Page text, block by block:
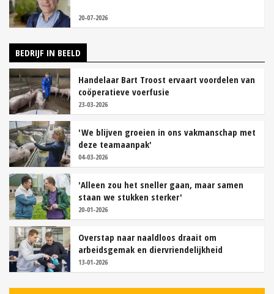
20-07-2026
BEDRIJF IN BEELD
Handelaar Bart Troost ervaart voordelen van
coöperatieve voerfusie
23-03-2026
'We blijven groeien in ons vakmanschap met
deze teamaanpak'
04-03-2026
'Alleen zou het sneller gaan, maar samen
staan we stukken sterker'
20-01-2026
Overstap naar naaldloos draait om
arbeidsgemak en diervriendelijkheid
13-01-2026